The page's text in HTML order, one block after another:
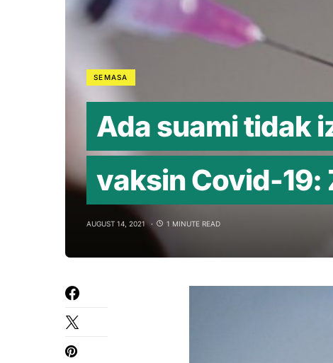
SEMASA
Ada suami tidak
vaksin Covid-19:
AUGUST 14, 2021 1 MINUTE READ